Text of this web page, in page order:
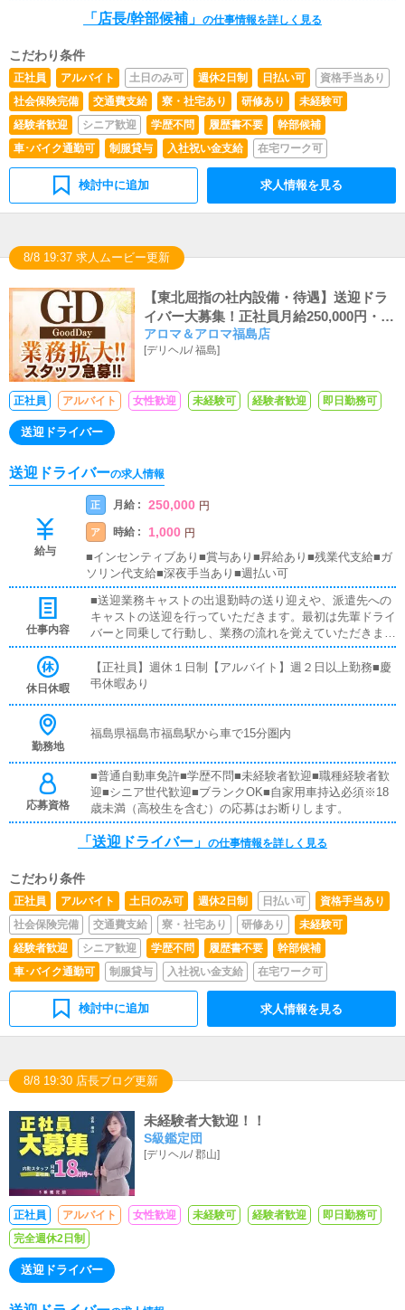
働いていただいているキャストの方が稼げるようにインタ
トなど、ポータルサイト等の店舗情報更新作業を行ってい
ただきます。キャストの出勤情報やイベント、求人ブログ
の作成となります。基本的にはボタンを押すだけや、ブロ
グの更新時に簡単に文字が入力出来れば問題ありません。
PCが苦手な人でも簡単にできます。
「店長/幹部候補」 の仕事情報を詳しく見る
こだわり条件
正社員 アルバイト 土日のみ可 週休2日制 日払い可
資格手当あり
社会保険完備
交通費支給 寮・社宅あり 研修あり
未経験可
経験者歓迎
シニア歓迎 学歴不問 履歴書不要
幹部候補
車･バイク通勤可
制服貸与 入社祝い金支給 在宅ワーク可
検討中に追加 求人情報を見る
8/8 19:37 求人ムービー更新
【東北屈指の社内設備・待遇】送迎ドラ
イバー大募集！正社員月給250,000円・ア
ルバイト時給1,000円スタート！インセン
ティブ・賞与・昇給ございます！エリア
一緒に働きませんか？
アロマ＆アロマ福島店
[デリヘル/福島]
正社員 アルバイト 女性歓迎 未経験可 経験者歓迎 即日勤務可
送迎ドライバー
送迎ドライバーの求人情報
給与
正 月給 : 250,000 円
ア 時給 : 1,000 円
■インセンティブあり■賞与あり■昇給あり■残業代支給■ガ
ソリン代支給■深夜手当あり■週払い可
仕事内容
■送迎業務キャストの出退勤時の送り迎えや、派遣先への
キャストの送迎を行っていただきます。最初は先輩ドライ
バーと同乗して行動し、業務の流れを覚えていただきます
ので、未経験の方でも安心して働けます。お客様と対面で
接客をお願いすることはありません。ガソリン代・高速代
は支給します。■清掃業務送迎業務の空き時間に、事務所
休日休暇
【正社員】週休１日制【アルバイト】週２日以上勤務■慶
弔休暇あり
勤務地
福島県福島市福島駅から車で15分圏内
応募資格
■普通自動車免許■学歴不問■未経験者歓迎■職種経験者歓
迎■シニア世代歓迎■ブランクOK■自家用車持込必須※18
歳未満（高校生を含む）の応募はお断りします。
「送迎ドライバー」 の仕事情報を詳しく見る
こだわり条件
正社員 アルバイト 土日のみ可 週休2日制 日払い可
資格手当あり
社会保険完備
交通費支給 寮・社宅あり 研修あり
未経験可
経験者歓迎
シニア歓迎 学歴不問 履歴書不要
幹部候補
車･バイク通勤可
制服貸与 入社祝い金支給 在宅ワーク可
検討中に追加 求人情報を見る
8/8 19:30 店長ブログ更新
未経験者大歓迎！！
S級鑑定団
[デリヘル/郡山]
正社員 アルバイト 女性歓迎 未経験可 経験者歓迎
即日勤務可
完全週休2日制
送迎ドライバー